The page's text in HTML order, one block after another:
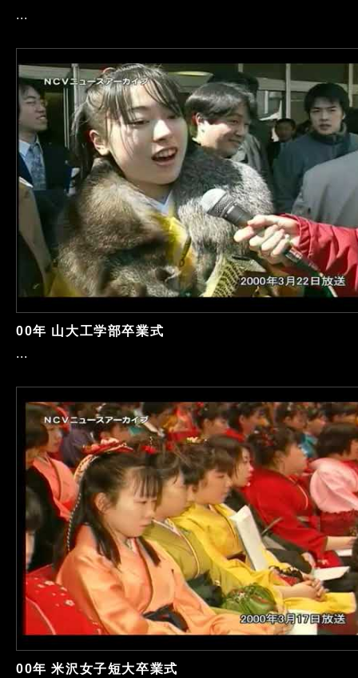
...
00年 山大工学部卒業式
...
00年 米沢女子短大卒業式